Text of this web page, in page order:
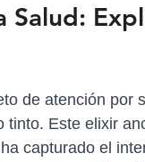
Salud:
de atención por
tinto. Este elixir
capturado el